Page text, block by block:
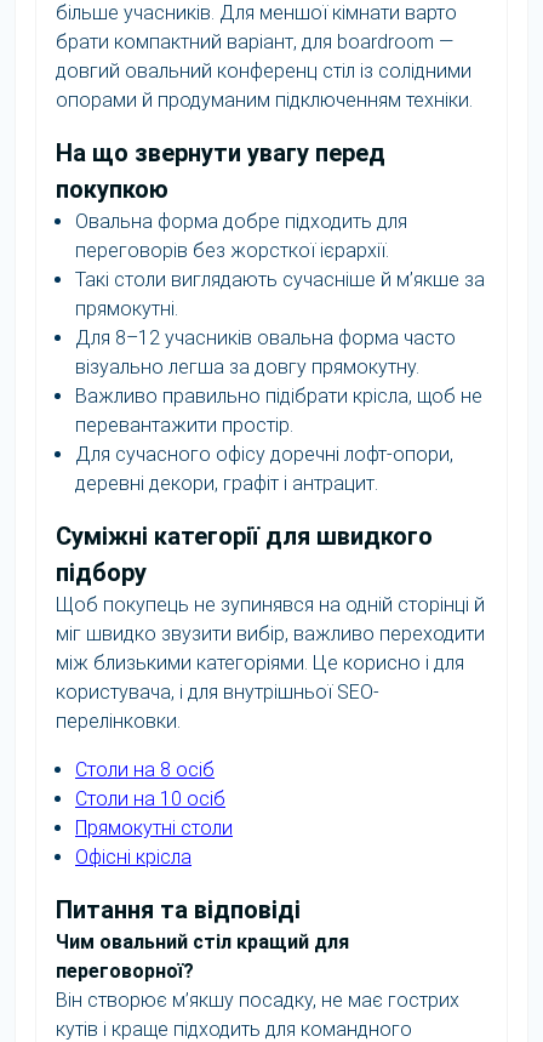
більше учасників. Для меншої кімнати варто
брати компактний варіант, для boardroom —
довгий овальний конференц стіл із солідними
опорами й продуманим підключенням техніки.
На що звернути увагу перед
покупкою
Овальна форма добре підходить для
переговорів без жорсткої ієрархії.
Такі столи виглядають сучасніше й м’якше за
прямокутні.
Для 8–12 учасників овальна форма часто
візуально легша за довгу прямокутну.
Важливо правильно підібрати крісла, щоб не
перевантажити простір.
Для сучасного офісу доречні лофт-опори,
деревні декори, графіт і антрацит.
Суміжні категорії для швидкого
підбору
Щоб покупець не зупинявся на одній сторінці й
міг швидко звузити вибір, важливо переходити
між близькими категоріями. Це корисно і для
користувача, і для внутрішньої SEO-
перелінковки.
Столи на 8 осіб
Столи на 10 осіб
Прямокутні столи
Офісні крісла
Питання та відповіді
Чим овальний стіл кращий для
переговорної?
Він створює м’якшу посадку, не має гострих
кутів і краще підходить для командного